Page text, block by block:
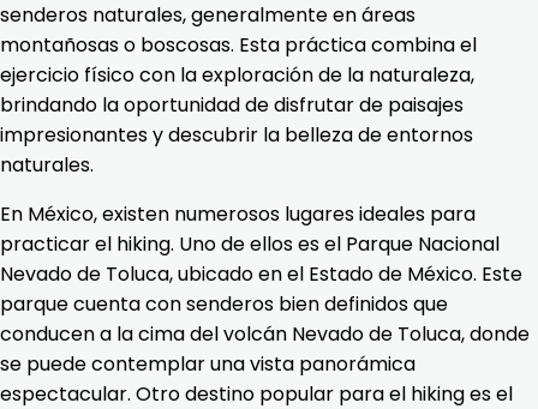
senderos naturales, generalmente en áreas
montañosas o boscosas. Esta práctica combina el
ejercicio físico con la exploración de la naturaleza,
brindando la oportunidad de disfrutar de paisajes
impresionantes y descubrir la belleza de entornos
naturales.
En México, existen numerosos lugares ideales para
practicar el hiking. Uno de ellos es el Parque Nacional
Nevado de Toluca, ubicado en el Estado de México. Este
parque cuenta con senderos bien definidos que
conducen a la cima del volcán Nevado de Toluca, donde
se puede contemplar una vista panorámica
espectacular. Otro destino popular para el hiking es el